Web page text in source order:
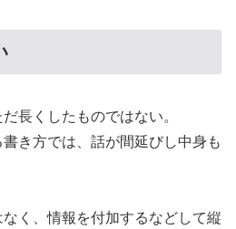
長くしたものではない。
き方では、話が間延びし中身も
く、情報を付加するなどして縦